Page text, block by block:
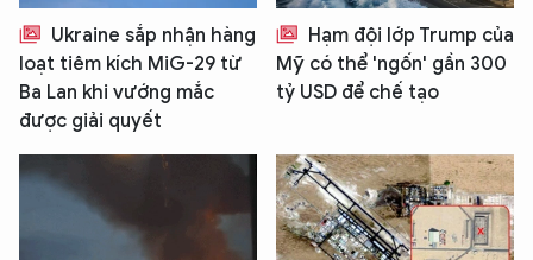
Ukraine sắp nhận hàng
loạt tiêm kích MiG-29 từ
Ba Lan khi vướng mắc
được giải quyết
Hạm đội lớp Trump của
Mỹ có thể 'ngốn' gần 300
tỷ USD để chế tạo